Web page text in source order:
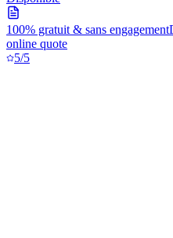
100% gratuit & sans engagement
online quote
5/5